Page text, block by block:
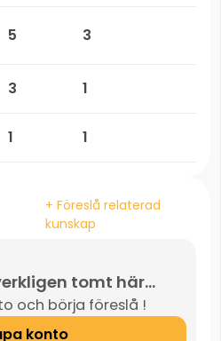
5 3
3 1
1 1
+ Föreslå relaterad
kunskap
tomt här...
och börja föreslå !
konto